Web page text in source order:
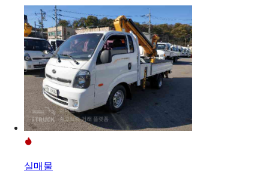
실매물